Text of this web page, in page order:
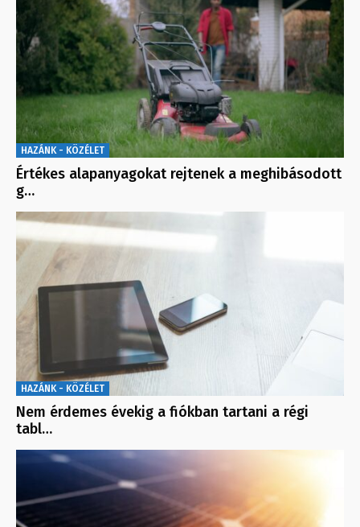
HAZÁNK - KÖZÉLET
Értékes alapanyagokat rejtenek a meghibásodott
g…
HAZÁNK - KÖZÉLET
Nem érdemes évekig a fiókban tartani a régi
tabl…